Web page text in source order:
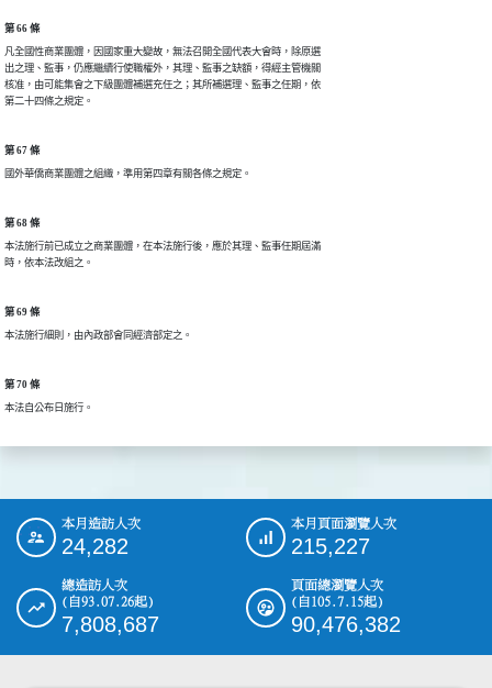
第 66 條
凡全國性商業團體，因國家重大變故，無法召開全國代表大會時，除原選
出之理、監事，仍應繼續行使職權外，其理、監事之缺額，得經主管機關
核准，由可能集會之下級團體補選充任之；其所補選理、監事之任期，依
第二十四條之規定。
第 67 條
國外華僑商業團體之組織，準用第四章有關各條之規定。
第 68 條
本法施行前已成立之商業團體，在本法施行後，應於其理、監事任期屆滿
時，依本法改組之。
第 69 條
本法施行細則，由內政部會同經濟部定之。
第 70 條
本法自公布日施行。
::: 本月造訪人次
24,282
本月頁面瀏覽人次
215,227
總造訪人次
(自93.07.26起)
7,808,687
頁面總瀏覽人次
(自105.7.15起)
90,476,382